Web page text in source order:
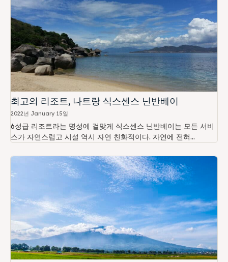
최고의 리조트, 나트랑 식스센스 닌반베이
2022년 January 15일
6성급 리조트라는 명성에 걸맞게 식스센스 닌반베이는 모든 서비
스가 자연스럽고 시설 역시 자연 친화적이다. 자연에 전혀...